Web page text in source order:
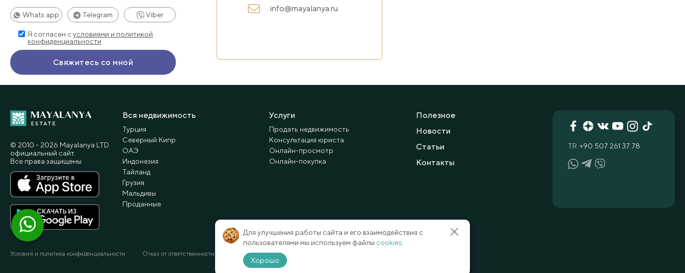
Whats app Telegram Viber
Я согласен с условиями и политикой
конфиденциальности
info@mayalanya.ru
Вся недвижимость
Турция
Северный Кипр
ОАЭ
Индонезия
Тайланд
Грузия
Мальдивы
Проданные
Услуги
Продать недвижимость
Консультация юриста
Онлайн-просмотр
Онлайн-покупка
Полезное
Новости
Статьи
Контакты
TR +90 507 261 37 78
© 2010 - 2026 Мayalanya LTD.
официальный сайт.
Все права защищены.
Условия и политика конфиденциальности Отказ от ответственности Способы оплаты
Для улучшения работы сайта и его взаимодействия с
пользователями мы используем файлы cookies.
Хорошо